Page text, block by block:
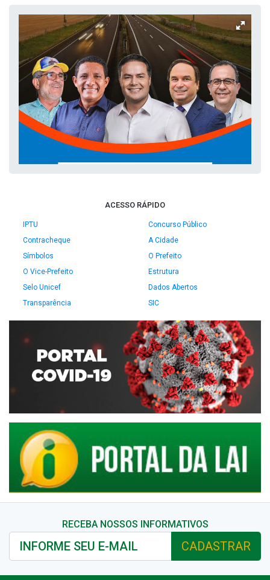
ACESSO RÁPIDO
IPTU
Concurso Público
Contracheque
A Cidade
Símbolos
O Prefeito
O Vice-Prefeito
Estrutura
Selo Unicef
Dados Abertos
Transparência
SIC
RECEBA NOSSOS INFORMATIVOS
CADASTRAR